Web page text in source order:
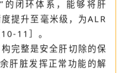
前三维解剖评估与术中
性方案，其通过“数字
闭环体系，能够将肝
提升至毫米级，为ALR
10-11］。